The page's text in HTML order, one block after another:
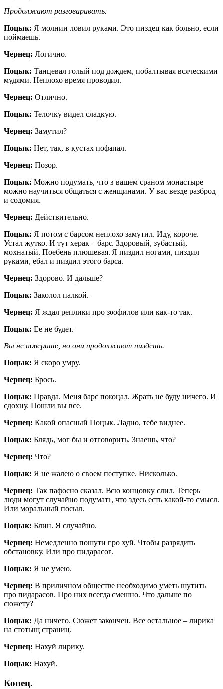
Продолжают разговаривать.
Поцык: Я молнии ловил руками. Это пиздец как больно, если
поймаешь.
Чернец: Логично.
Поцык: Танцевал голый под дождем, побалтывая всяческими
мудями. Неплохо время проводил.
Чернец: Отлично.
Поцык: Телочку видел сладкую.
Чернец: Замутил?
Поцык: Нет, так, в кустах пофапал.
Чернец: Позор.
Поцык: Можно подумать, что в вашем сраном монастыре
можно научиться общаться с женщинами. У вас везде разброд
и содомия.
Чернец: Действительно.
Поцык: Я потом с барсом неплохо замутил. Иду, короче.
Устал жутко. И тут херак – барс. Здоровый, зубастый,
мохнатый. Поебень плюшевая. Я пиздил ногами, пиздил
руками, ебал и пиздил этого барса.
Чернец: Здорово. И дальше?
Поцык: Заколол палкой.
Чернец: Я ждал реплики про зоофилов или как-то так.
Поцык: Ее не будет.
Вы не поверите, но они продолжают пиздеть.
Поцык: Я скоро умру.
Чернец: Брось.
Поцык: Правда. Меня барс покоцал. Жрать не буду ничего. И
сдохну. Пошли вы все.
Чернец: Какой опасный Поцык. Ладно, тебе виднее.
Поцык: Блядь, мог бы и отговорить. Знаешь, что?
Чернец: Что?
Поцык: Я не жалею о своем поступке. Нисколько.
Чернец: Так пафосно сказал. Всю концовку слил. Теперь
люди могут случайно подумать, что здесь есть какой-то смысл.
Или моральный посыл.
Поцык: Блин. Я случайно.
Чернец: Немедленно пошути про хуй. Чтобы разрядить
обстановку. Или про пидарасов.
Поцык: Я не умею.
Чернец: В приличном обществе необходимо уметь шутить
про пидарасов. Про них всегда смешно. Что дальше по
сюжету?
Поцык: Да ничего. Сюжет закончен. Все остальное – лирика
на стотыщ страниц.
Чернец: Нахуй лирику.
Поцык: Нахуй.
Конец.